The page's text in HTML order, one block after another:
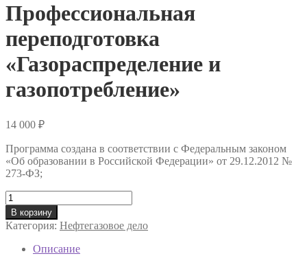
Профессиональная
переподготовка
«Газораспределение и
газопотребление»
14 000 ₽
Программа создана в соответствии с Федеральным законом
«Об образовании в Российской Федерации» от 29.12.2012 №
273-ФЗ;
Количество
товара
Профессиональная
переподготовка
«Газораспределение
В корзину
Категория: Нефтегазовое дело
Описание